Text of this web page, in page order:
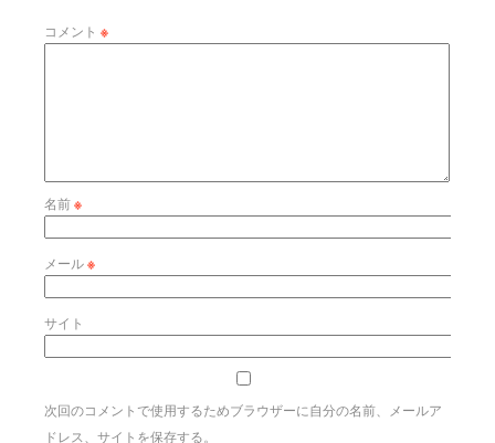
コメント ※
名前※
メール※
サイト
次回のコメントで使用するためブラウザーに自分の名前、メールア
ドレス、サイトを保存する。